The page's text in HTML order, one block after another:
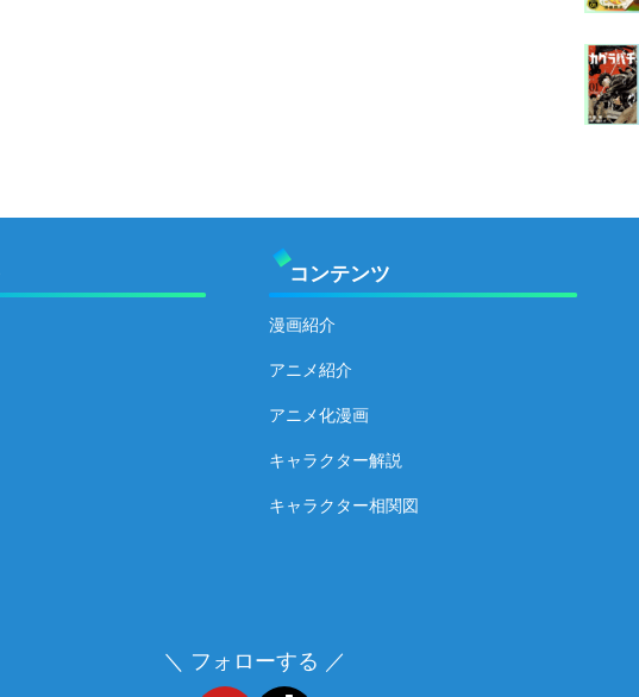
コンテンツ
漫画紹介
アニメ紹介
アニメ化漫画
キャラクター解説
キャラクター相関図
＼ フォローする ／